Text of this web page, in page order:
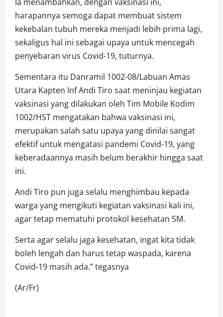
harapannya semoga dapat membuat sistem
kekebalan tubuh mereka menjadi lebih prima lagi,
sekaligus hal ini sebagai upaya untuk mencegah
penyebaran virus Covid-19, tuturnya.
Sementara itu Danramil 1002-08/Labuan Amas
Utara Kapten Inf Andi Tiro saat meninjau kegiatan
vaksinasi yang dilakukan oleh Tim Mobile Kodim
1002/HST mengatakan bahwa vaksinasi ini,
merupakan salah satu upaya yang dinilai sangat
efektif untuk mengatasi pandemi Covid-19, yang
keberadaannya masih belum berakhir hingga saat
ini.
Andi Tiro pun juga selalu menghimbau kepada
warga yang mengikuti kegiatan vaksinasi kali ini,
agar tetap mematuhi protokol kesehatan 5M.
Serta agar selalu jaga kesehatan, ingat kita tidak
boleh lengah dan harus tetap waspada, karena
Covid-19 masih ada.” tegasnya
(Ar/Fr)